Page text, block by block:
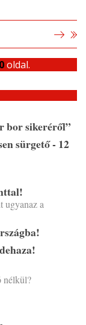
oldal.
bor sikeréről”
sürgető - 12
ugyanaz a
nélkül?